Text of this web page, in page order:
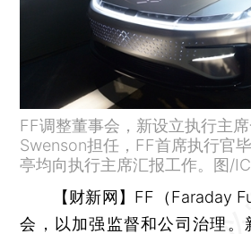
FF调整董事会，新设立执行主
Swenson担任，FF首席执行官
亭均向执行主席汇报工作。图/
【财新网】 FF（Faraday
会，以加强监督和公司治理。